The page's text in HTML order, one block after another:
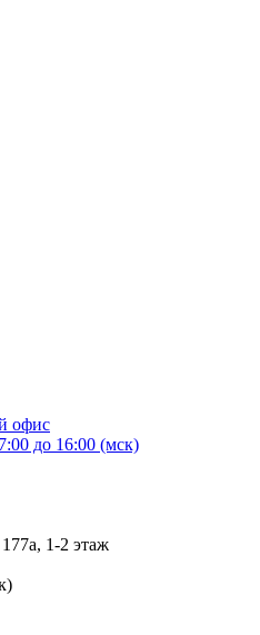
офис
до 16:00 (мск)
​1-2 этаж